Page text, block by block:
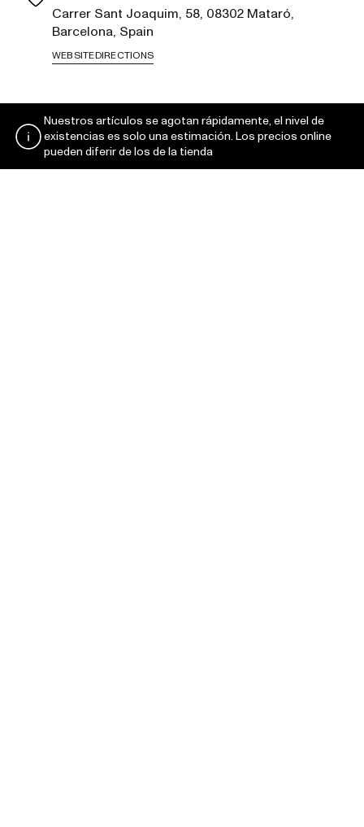
Nuestros artículos se agotan rápidamente, el nivel de
existencias es solo una estimación. Los precios online
pueden diferir de los de la tienda
Carrer Sant Joaquim, 58, 08302 Mataró,
Barcelona, Spain
WEBSITEDIRECTIONS